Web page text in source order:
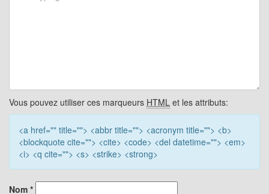
Vous pouvez utiliser ces marqueurs HTML et les attributs:
<a href="" title=""> <abbr title=""> <acronym title=""> <b>
<blockquote cite=""> <cite> <code> <del datetime=""> <em>
<i> <q cite=""> <s> <strike> <strong>
Nom *